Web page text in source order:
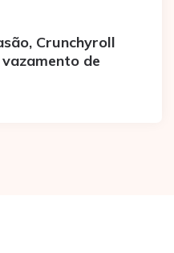
Crunchyroll
de